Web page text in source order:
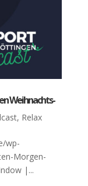
Weih­nachts­
, Relax
wp-
Morgen-
|...